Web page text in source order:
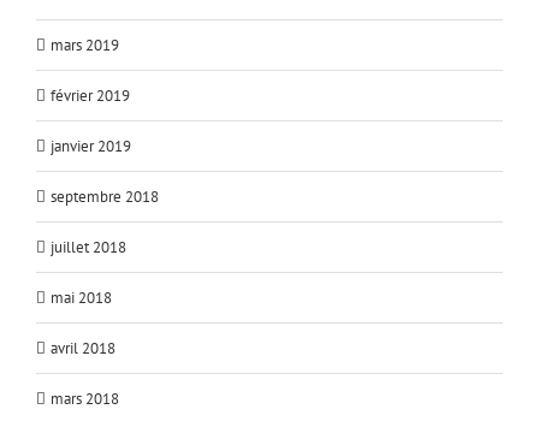
mars 2019
février 2019
janvier 2019
septembre 2018
juillet 2018
mai 2018
avril 2018
mars 2018